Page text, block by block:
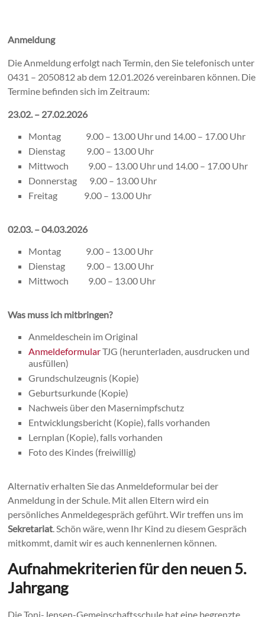
Anmeldung
Die Anmeldung erfolgt nach Termin, den Sie telefonisch unter
0431 – 2050812 ab dem 12.01.2026 vereinbaren können. Die
Termine befinden sich im Zeitraum:
23.02. – 27.02.2026
Montag 9.00 – 13.00 Uhr und 14.00 – 17.00 Uhr
Dienstag 9.00 – 13.00 Uhr
Mittwoch 9.00 – 13.00 Uhr und 14.00 – 17.00 Uhr
Donnerstag 9.00 – 13.00 Uhr
Freitag 9.00 – 13.00 Uhr
02.03. – 04.03.2026
Montag 9.00 – 13.00 Uhr
Dienstag 9.00 – 13.00 Uhr
Mittwoch 9.00 – 13.00 Uhr
Was muss ich mitbringen?
Anmeldeschein im Original
AnmeldeformularTJG (herunterladen, ausdrucken und
ausfüllen)
Grundschulzeugnis (Kopie)
Geburtsurkunde (Kopie)
Nachweis über den Masernimpfschutz
Entwicklungsbericht (Kopie), falls vorhanden
Lernplan (Kopie), falls vorhanden
Foto des Kindes (freiwillig)
Alternativ erhalten Sie das Anmeldeformular bei der
Anmeldung in der Schule. Mit allen Eltern wird ein
persönliches Anmeldegespräch geführt. Wir treffen uns im
Sekretariat. Schön wäre, wenn Ihr Kind zu diesem Gespräch
mitkommt, damit wir es auch kennenlernen können.
Aufnahmekriterien für den neuen 5.
Jahrgang
Die Toni-Jensen-Gemeinschaftsschule hat eine begrenzte